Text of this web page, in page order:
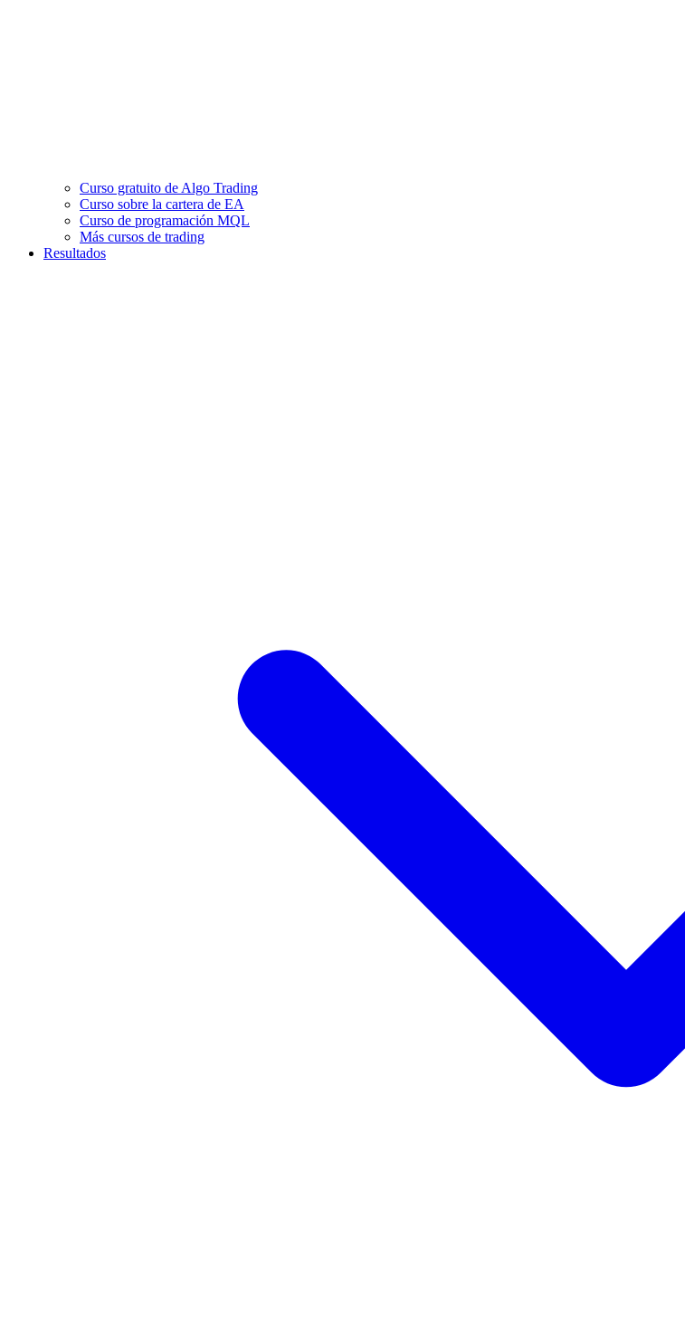
Curso gratuito de Algo Trading
Curso sobre la cartera de EA
Curso de programación MQL
Más cursos de trading
Resultados